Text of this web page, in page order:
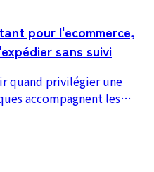
pour l'ecommerce,
sans suivi
quand privilégier une
accompagnent les
coût des réexpéditions.